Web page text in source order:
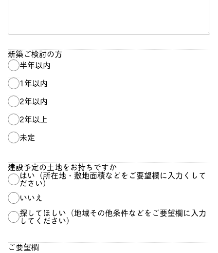
新築ご検討の方
半年以内
1年以内
2年以内
2年以上
未定
建設予定の土地をお持ちですか
はい（所在地・敷地面積などをご要望欄に入力くして
ださい）
いいえ
探してほしい（地域その他条件などをご要望欄に入力
してください）
ご要望橺